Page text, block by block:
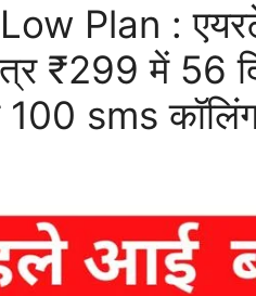
Plan :
₹299 में 56
sms